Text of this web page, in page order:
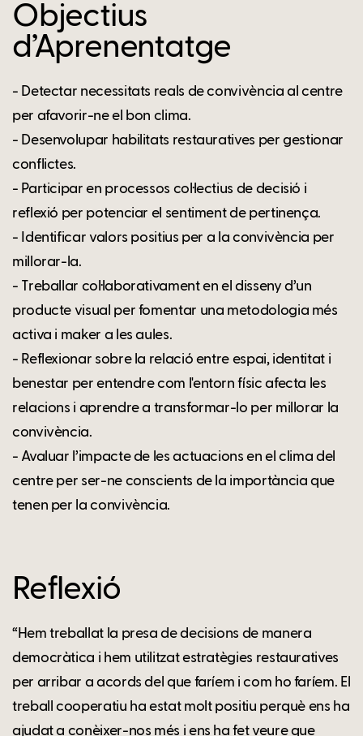
Objectius
d’Aprenentatge
- Detectar necessitats reals de convivència al centre
per afavorir-ne el bon clima.
- Desenvolupar habilitats restauratives per gestionar
conflictes.
- Participar en processos col·lectius de decisió i
reflexió per potenciar el sentiment de pertinença.
- Identificar valors positius per a la convivència per
millorar-la.
- Treballar col·laborativament en el disseny d’un
producte visual per fomentar una metodologia més
activa i maker a les aules.
- Reflexionar sobre la relació entre espai, identitat i
benestar per entendre com l'entorn físic afecta les
relacions i aprendre a transformar-lo per millorar la
convivència.
- Avaluar l’impacte de les actuacions en el clima del
centre per ser-ne conscients de la importància que
tenen per la convivència.
Reflexió
“Hem treballat la presa de decisions de manera
democràtica i hem utilitzat estratègies restauratives
per arribar a acords del que faríem i com ho faríem. El
treball cooperatiu ha estat molt positiu perquè ens ha
ajudat a conèixer-nos més i ens ha fet veure que